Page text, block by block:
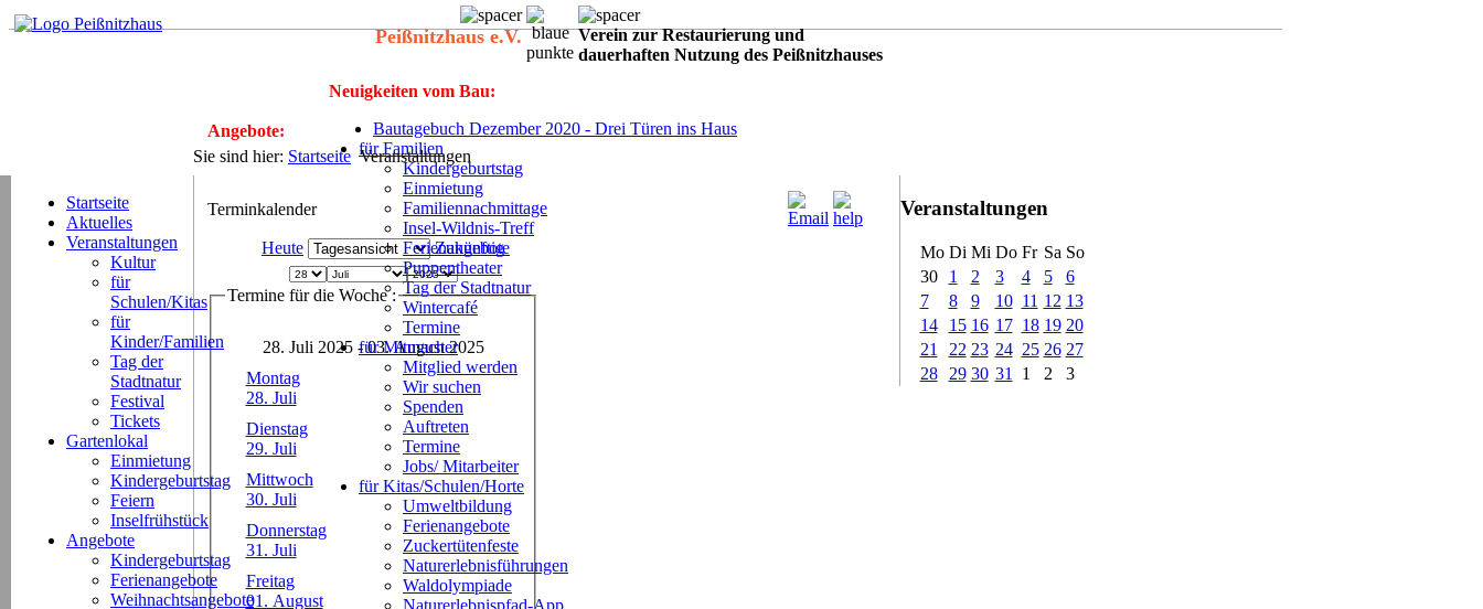
Peißnitzhaus e.V.
Verein zur Restaurierung und
dauerhaften Nutzung des Peißnitzhauses
Neuigkeiten vom Bau:
Bautagebuch Dezember 2020 - Drei Türen ins Haus
für Familien
Kindergeburtstag
Einmietung
Familiennachmittage
Insel-Wildnis-Treff
Ferienangebote
Puppentheater
Tag der Stadtnatur
Wintercafé
Termine
für Mitmacher
Mitglied werden
Wir suchen
Spenden
Auftreten
Termine
Jobs/ Mitarbeiter
für Kitas/Schulen/Horte
Umweltbildung
Ferienangebote
Zuckertütenfeste
Naturerlebnisführungen
Waldolympiade
Naturerlebnispfad-App
Angebote:
Sie sind hier: Startseite Veranstaltungen
Startseite
Aktuelles
Veranstaltungen
Kultur
für
Schulen/Kitas
für
Kinder/Familien
Tag der
Stadtnatur
Festival
Tickets
Gartenlokal
Einmietung
Kindergeburtstag
Feiern
Inselfrühstück
Angebote
Kindergeburtstag
Ferienangebote
Weihnachtsangebote
Veranstaltungen
Mo Di Mi Do Fr Sa So
30
1 2 3 4 5
6
7
8 9 10 11 12 13
14
15 16 17 18 19 20
21
22 23 24 25 26 27
28
29 30 31 1 2 3
Terminkalender
Heute Zukünftig
Termine für die Woche :
28. Juli 2025 - 03. August 2025
Montag
28. Juli
Dienstag
29. Juli
Mittwoch
30. Juli
Donnerstag
31. Juli
Freitag
01. August